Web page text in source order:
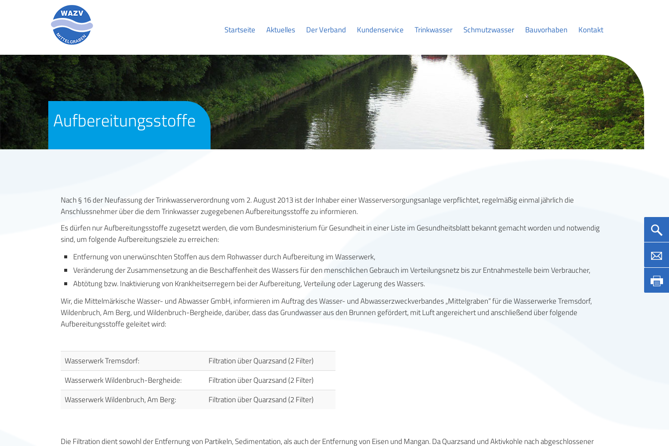
Startseite Aktuelles Der Verband Kundenservice Trinkwasser Schmutzwasser Bauvorhaben Kontakt
Aufbereitungsstoffe
Nach § 16 der Neufassung der Trinkwasserverordnung vom 2. August 2013 ist der Inhaber einer Wasserversorgungsanlage verpflichtet, regelmäßig einmal jährlich die
Anschlussnehmer über die dem Trinkwasser zugegebenen Aufbereitungsstoffe zu informieren.
Es dürfen nur Aufbereitungsstoffe zugesetzt werden, die vom Bundesministerium für Gesundheit in einer Liste im Gesundheitsblatt bekannt gemacht worden und notwendig
sind, um folgende Aufbereitungsziele zu erreichen:
Entfernung von unerwünschten Stoffen aus dem Rohwasser durch Aufbereitung im Wasserwerk,
Veränderung der Zusammensetzung an die Beschaffenheit des Wassers für den menschlichen Gebrauch im Verteilungsnetz bis zur Entnahmestelle beim Verbraucher,
Abtötung bzw. Inaktivierung von Krankheitserregern bei der Aufbereitung, Verteilung oder Lagerung des Wassers.
Wir, die Mittelmärkische Wasser- und Abwasser GmbH, informieren im Auftrag des Wasser- und Abwasserzweckverbandes „Mittelgraben“ für die Wasserwerke Tremsdorf,
Wildenbruch, Am Berg, und Wildenbruch-Bergheide, darüber, dass das Grundwasser aus den Brunnen gefördert, mit Luft angereichert und anschließend über folgende
Aufbereitungsstoffe geleitet wird:
Wasserwerk Tremsdorf:
Filtration über Quarzsand (2 Filter)
Wasserwerk Wildenbruch-Bergheide:
Filtration über Quarzsand (2 Filter)
Wasserwerk Wildenbruch, Am Berg:
Filtration über Quarzsand (2 Filter)
Die Filtration dient sowohl der Entfernung von Partikeln, Sedimentation, als auch der Entfernung von Eisen und Mangan. Da Quarzsand und Aktivkohle nach abgeschlossener